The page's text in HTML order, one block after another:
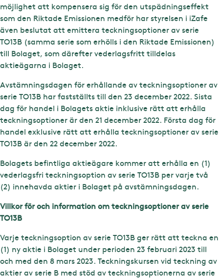
möjlighet att kompensera sig för den utspädningseffekt
som den Riktade Emissionen medför har styrelsen i iZafe
även beslutat att emittera teckningsoptioner av serie
TO13B (samma serie som erhölls i den Riktade Emissionen)
till Bolaget, som därefter vederlagsfritt tilldelas
aktieägarna i Bolaget.
Avstämningsdagen för erhållande av teckningsoptioner av
serie TO13B har fastställts till den 23 december 2022. Sista
dag för handel i Bolagets aktie inklusive rätt att erhålla
teckningsoptioner är den 21 december 2022. Första dag för
handel exklusive rätt att erhålla teckningsoptioner av serie
TO13B är den 22 december 2022.
Bolagets befintliga aktieägare kommer att erhålla en (1)
vederlagsfri teckningsoption av serie TO13B per varje två
(2) innehavda aktier i Bolaget på avstämningsdagen.
Villkor för och information om teckningsoptioner av serie
TO13B
Varje teckningsoption av serie TO13B ger rätt att teckna en
(1) ny aktie i Bolaget under perioden 23 februari 2023 till
och med den 8 mars 2023. Teckningskursen vid teckning av
aktier av serie B med stöd av teckningsoptionerna av serie